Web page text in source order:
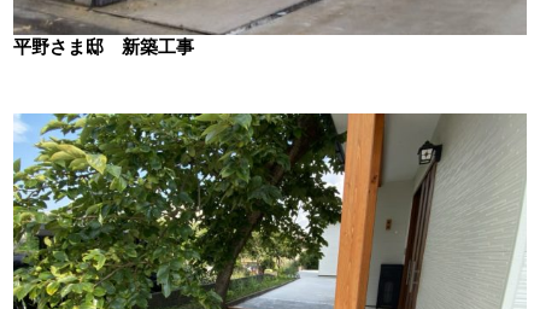
平野さま邸 新築工事